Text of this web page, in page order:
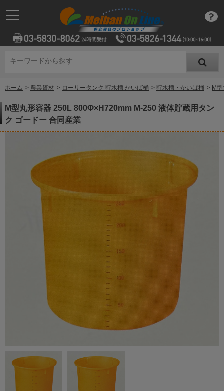
キーワードから探す
キーワードから探す
ホーム > 農業資材 > ローリータンク 貯水槽 かいば桶 > 貯水槽・かいば桶 > M
M型丸形容器 250L 800Φ×H720mm M-250 液体貯蔵用タン
ク ゴードー 合同産業